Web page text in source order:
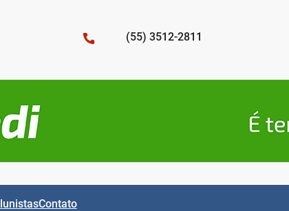
(55) 3512-2811
Contato